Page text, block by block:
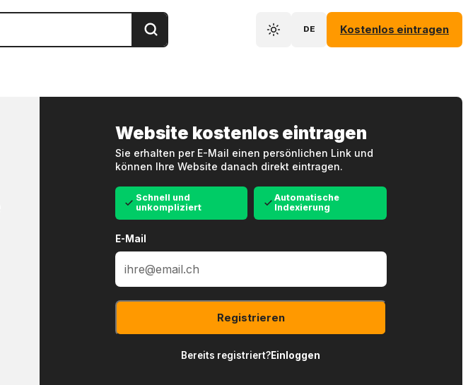
DE Kostenlos eintragen
Website kostenlos eintragen
Sie erhalten per E-Mail einen persönlichen Link und
können Ihre Website danach direkt eintragen.
Schnell und
unkompliziert
Automatische
Indexierung
E-Mail
Registrieren
Bereits registriert?Einloggen